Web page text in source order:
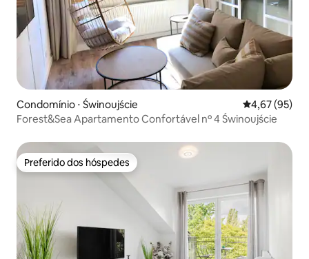
Condomínio ⋅ Świnoujście 4,67 de uma
4,67 (95)
Forest&Sea Apartamento Confortável nº 4 Świnoujście
Preferido dos hóspedes
Preferido dos hóspedes